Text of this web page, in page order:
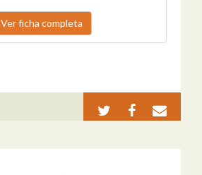
Ver ficha completa